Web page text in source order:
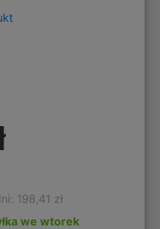
198,41 zł
we wtorek